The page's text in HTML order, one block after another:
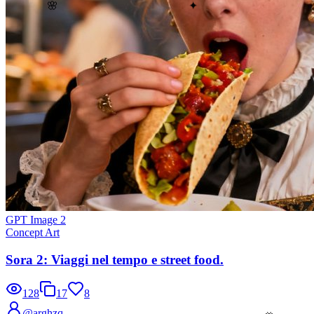
🌸 ✦
GPT Image 2
Concept Art
Sora 2: Viaggi nel tempo e street food.
128 17
8